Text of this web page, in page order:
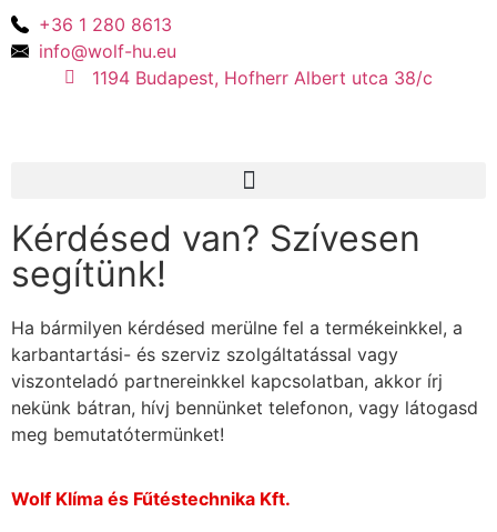
+36 1 280 8613
info@wolf-hu.eu
1194 Budapest, Hofherr Albert utca 38/c
Kérdésed van? Szívesen
segítünk!
Ha bármilyen kérdésed merülne fel a termékeinkkel, a
karbantartási- és szerviz szolgáltatással vagy
viszonteladó partnereinkkel kapcsolatban, akkor írj
nekünk bátran, hívj bennünket telefonon, vagy látogasd
meg bemutatótermünket!
Wolf Klíma és Fűtéstechnika Kft.